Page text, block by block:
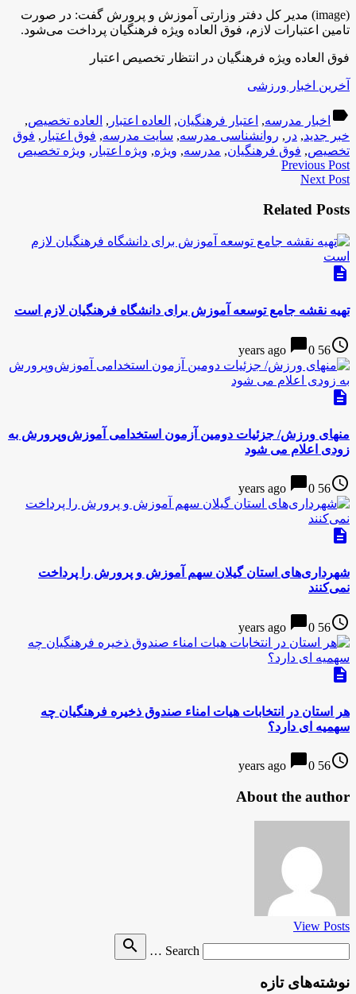
(image)
مدیر کل دفتر وزارتی آموزش و پرورش گفت: در صورت
تامین اعتبارات لازم، فوق العاده ویژه فرهنگیان پرداخت می‌شود.
فوق العاده ویژه فرهنگیان در انتظار تخصیص اعتبار
آخرین اخبار ورزشی
label اخبار مدرسه, اعتبار فرهنگیان, العاده اعتبار , العاده تخصیص,
خبر جدید, در , روانشناسی مدرسه, سایت مدرسه, فوق اعتبار , فوق
تخصیص, فوق فرهنگیان, مدرسه, ویژه, ویژه اعتبار , ویژه تخصیص
Previous Post
Next Post
Related Posts
description
تهیه نقشه جامع توسعه آموزش برای دانشگاه فرهنگیان لازم است
access_time
56 years ago
chat_bubble0
description
منهای ورزش/ جزئیات دومین آزمون استخدامی آموزش‌وپرورش به
زودی اعلام می شود
access_time
56 years ago
chat_bubble0
description
شهرداری‌های استان گیلان سهم آموزش و پرورش را پرداخت
نمی‌کنند
access_time
56 years ago
chat_bubble0
description
هر استان در انتخابات هیات امناء صندوق ذخیره فرهنگیان چه
سهمیه ای دارد؟
access_time
56 years ago
chat_bubble0
About the author
View Posts
Search …
search
نوشته‌های تازه